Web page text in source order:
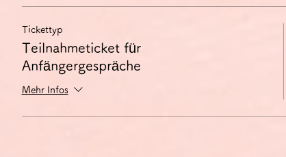
Tickettyp
Teilnahmeticket für
Anfängergespräche
Mehr Infos